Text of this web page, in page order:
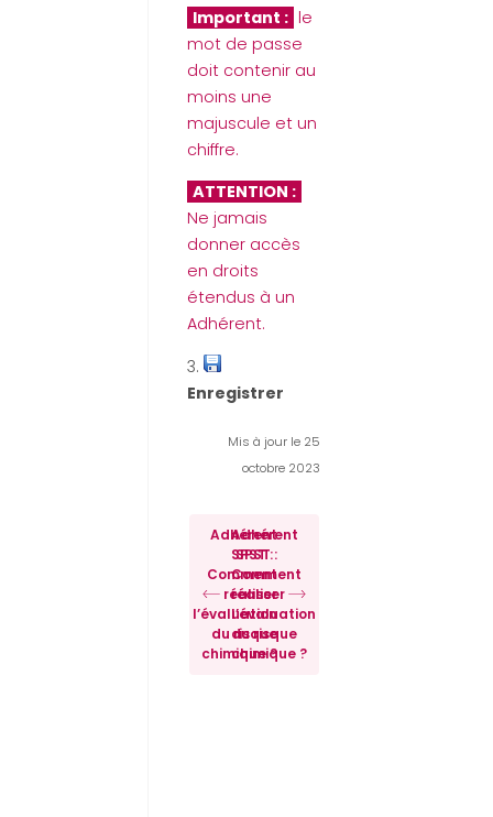
Important : le
mot de passe
doit contenir au
moins une
majuscule et un
chiffre.
ATTENTION :
Ne jamais
donner accès
en droits
étendus à un
Adhérent.
3.
Enregistrer
Mis à jour le 25
octobre 2023
Adhérent
SPST :
Comment
réaliser
l’évaluation
du risque
chimique ?
Adhérent
SPST :
Comment
réaliser
l’évaluation
du risque
chimique ?